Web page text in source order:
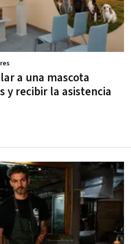
a una mascota
y recibir la asistencia